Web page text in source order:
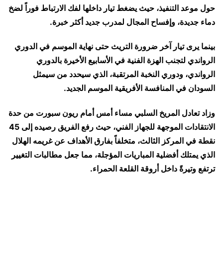
حول موعد التنفيذ، حيث يضغط تيار داخلها لفك الارتباط فوراً لضخ
دماء جديدة، وإفساح المجال لمدرب جديد أكثر خبرة.
بينما يرى تيار آخر ضرورة التريث حتى نهاية الموسم في الدوري
الرواندي لتجنب الهزة الفنية في الأسابيع الأخيرة بالدوري
الرواندي، ودوري النخبة المرتقبة، الذي سيحدد من سيمثل
السودان في المنافسة الأفريقية الموسم الجديد.
وزاد تعادل المريخ السلبي مساء أمس أمام ريون سبورت من حدة
الانتقادات الموجهة للجهاز الفني، حيث رفع الفريق رصيده إلى 45
نقطة في المركز الثالث، متخلفاً بفارق الأهداف عن غريمه الهلال
الذي يمتلك أفضلية المباريات المؤجلة، مما جعل مطالبات التغيير
ترتفع وتيرةً داخل أروقة القلعة الحمراء.